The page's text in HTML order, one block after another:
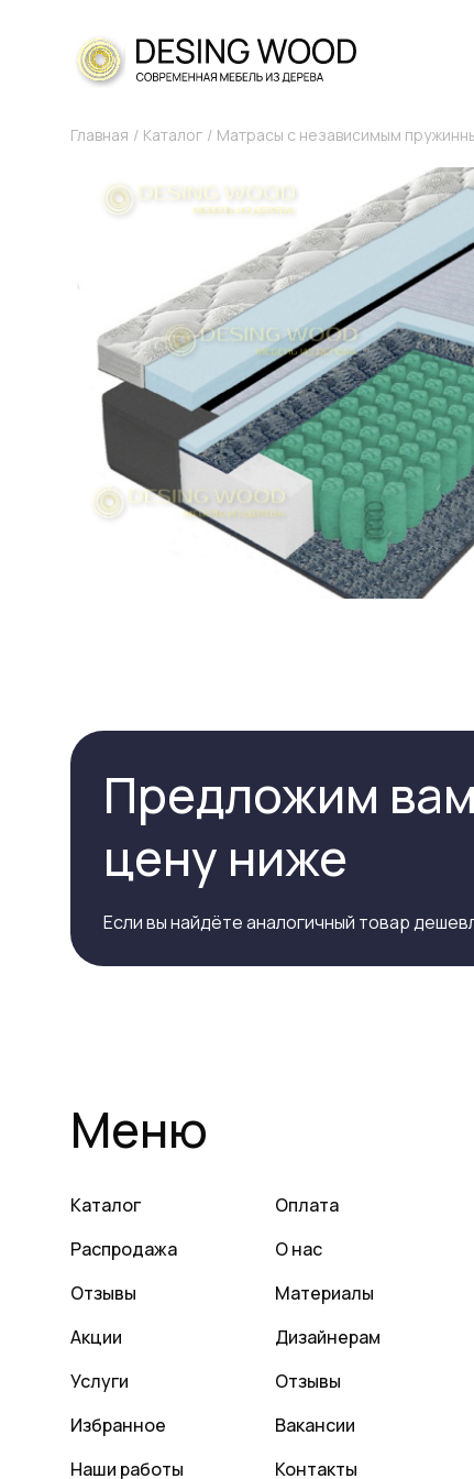
Главная Каталог Матрасы с независимым
Предложим вам
цену ниже
Если вы найдёте аналогичный товар
Меню
Каталог
Распродажа
Отзывы
Акции
Услуги
Избранное
Наши работы
Оплата
О нас
Материалы
Дизайнерам
Отзывы
Вакансии
Контакты